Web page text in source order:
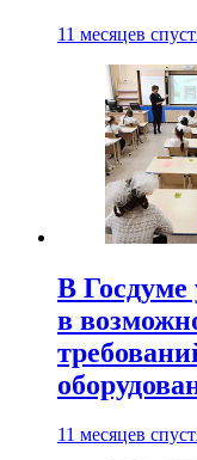
11 месяцев
В Госдуме
в
11 месяцев